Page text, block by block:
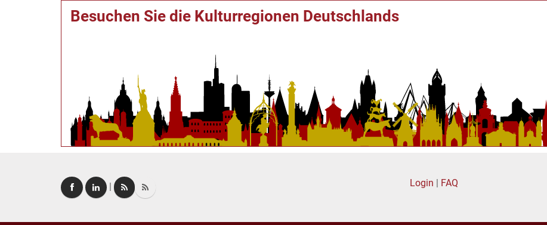
Besuchen Sie die Kulturregionen Deutschlands
Login | FAQ